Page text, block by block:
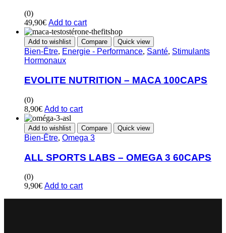
(0)
49,90€ Add to cart
Add to wishlist Compare Quick view
Bien-Être, Energie - Performance, Santé, Stimulants
Hormonaux
EVOLITE NUTRITION – MACA 100CAPS
(0)
8,90€ Add to cart
Add to wishlist Compare Quick view
Bien-Être, Omega 3
ALL SPORTS LABS – OMEGA 3 60CAPS
(0)
9,90€ Add to cart